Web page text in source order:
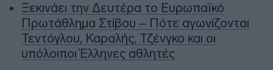
Ξεκινάει την Δευτέρα το Ευρωπαϊκό
Πρωτάθλημα Στίβου – Πότε αγωνίζονται
Τεντόγλου, Καραλής, Τζένγκο και οι
υπόλοιποι Έλληνες αθλητές